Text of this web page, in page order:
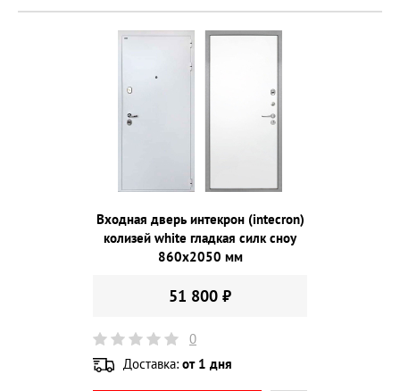
Входная дверь интекрон (intecron)
колизей white гладкая силк сноу
860х2050 мм
51 800 ₽
0
Доставка: от 1 дня